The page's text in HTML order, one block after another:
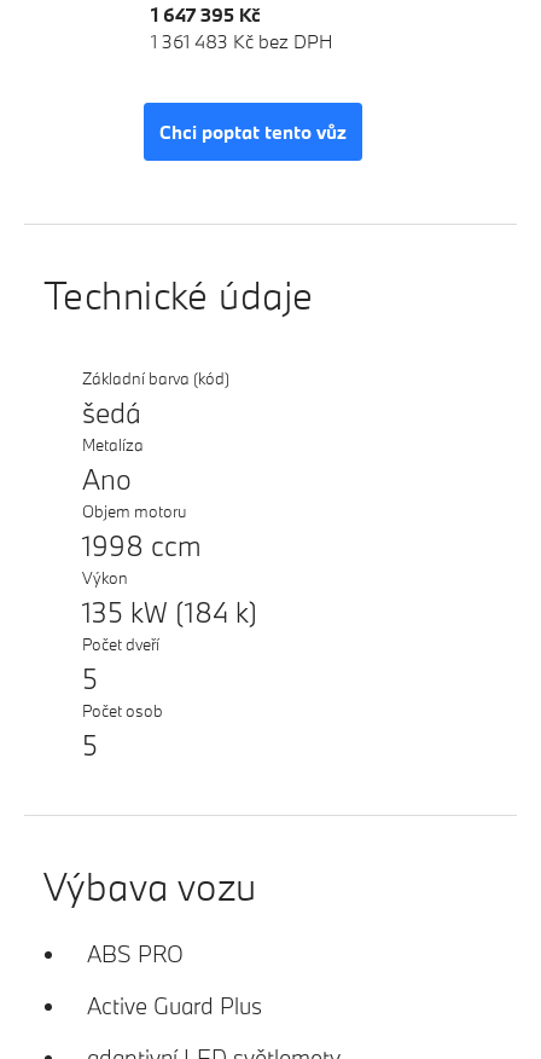
1 647 395 Kč
1 361 483 Kč bez DPH
Chci poptat tento vůz
Technické údaje
Základní barva (kód)
šedá
Metalíza
Ano
Objem motoru
1998 ccm
Výkon
135 kW (184 k)
Počet dveří
5
Počet osob
5
Výbava vozu
ABS PRO
Active Guard Plus